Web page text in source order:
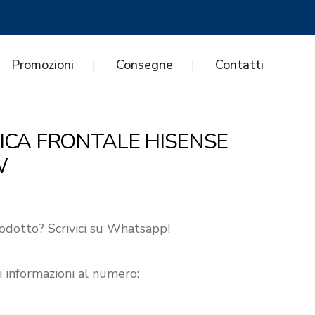
Promozioni Consegne Contatti
FRONTALE HISENSE
Scrivici su Whatsapp!
al numero: